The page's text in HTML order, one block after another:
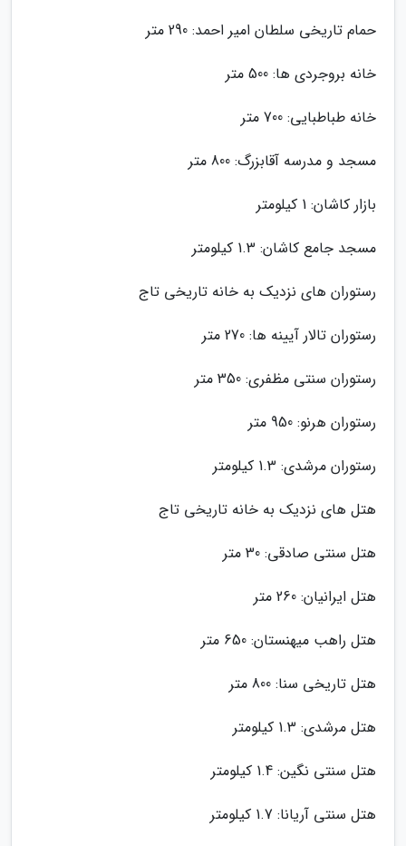
حمام تاریخی سلطان امیر احمد: 290 متر
خانه بروجردی ها: 500 متر
خانه طباطبایی: 700 متر
مسجد و مدرسه آقابزرگ: 800 متر
بازار کاشان: 1 کیلومتر
مسجد جامع کاشان: 1.3 کیلومتر
رستوران های نزدیک به خانه تاریخی تاج
رستوران تالار آیینه ها: 270 متر
رستوران سنتی مظفری: 350 متر
رستوران هرنو: 950 متر
رستوران مرشدی: 1.3 کیلومتر
هتل های نزدیک به خانه تاریخی تاج
هتل سنتی صادقی: 30 متر
هتل ایرانیان: 260 متر
هتل راهب میهنستان: 650 متر
هتل تاریخی سنا: 800 متر
هتل مرشدی: 1.3 کیلومتر
هتل سنتی نگین: 1.4 کیلومتر
هتل سنتی آریانا: 1.7 کیلومتر